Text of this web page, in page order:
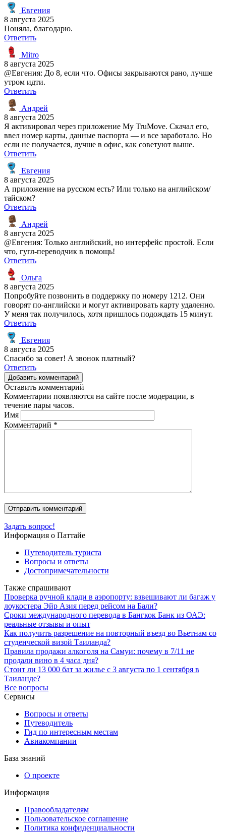
Евгения
8 августа 2025
Поняла, благодарю.
Ответить
Mitro
8 августа 2025
@Евгения: До 8, если что. Офисы закрываются рано, лучше
утром идти.
Ответить
Андрей
8 августа 2025
Я активировал через приложение My TruMove. Скачал его,
ввел номер карты, данные паспорта — и все заработало. Но
если не получается, лучше в офис, как советуют выше.
Ответить
Евгения
8 августа 2025
А приложение на русском есть? Или только на английском/
тайском?
Ответить
Андрей
8 августа 2025
@Евгения: Только английский, но интерфейс простой. Если
что, гугл-переводчик в помощь!
Ответить
Ольга
8 августа 2025
Попробуйте позвонить в поддержку по номеру 1212. Они
говорят по-английски и могут активировать карту удаленно.
У меня так получилось, хотя пришлось подождать 15 минут.
Ответить
Евгения
8 августа 2025
Спасибо за совет! А звонок платный?
Ответить
Добавить комментарий
Оставить комментарий
Комментарии появляются на сайте после модерации, в
течение пары часов.
Имя
Комментарий *
Задать вопрос!
Информация о Паттайе
Путеводитель туриста
Вопросы и ответы
Достопримечательности
Также спрашивают
Проверка ручной клади в аэропорту: взвешивают ли багаж у
лоукостера Эйр Азия перед рейсом на Бали?
Сроки международного перевода в Бангкок Банк из ОАЭ:
реальные отзывы и опыт
Как получить разрешение на повторный въезд во Вьетнам со
студенческой визой Таиланда?
Правила продажи алкоголя на Самуи: почему в 7/11 не
продали вино в 4 часа дня?
Стоит ли 13 000 бат за жилье с 3 августа по 1 сентября в
Таиланде?
Все вопросы
Сервисы
Вопросы и ответы
Путеводитель
Гид по интересным местам
Авиакомпании
База знаний
О проекте
Информация
Правообладателям
Пользовательское соглашение
Политика конфиденциальности